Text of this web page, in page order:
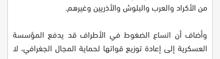
من الأكراد والعرب والبلوش والأذريين وغيرهم.
وأضاف أن اتساع الضغوط في الأطراف قد يدفع المؤسسة
العسكرية إلى إعادة توزيع قواتها لحماية المجال الجغرافي، لا